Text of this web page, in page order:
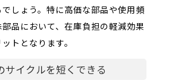
しょう。特に高価な部品や使用頻
品において、在庫負担の軽減効果
トとなります。
サイクルを短くできる